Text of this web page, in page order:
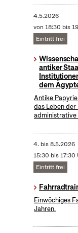
4.5.2026
von 18:30 bis
Eintritt frei
antiker
dem
Antike
das Leben
administrative
4. bis8.5.2026
15:30 bis 17:30
Eintritt frei
Einwöchiges
Jahren.